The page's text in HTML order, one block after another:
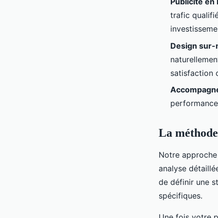
trafic
Design
satisfaction
La
Notre
analyse
de définir une
spécifiques.